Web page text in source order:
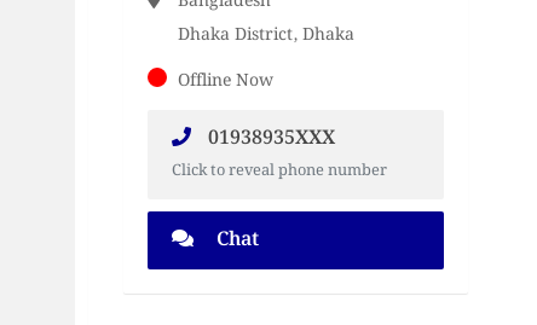
Dhaka District, Dhaka
Offline Now
01938935XXX
Click to reveal phone number
Chat